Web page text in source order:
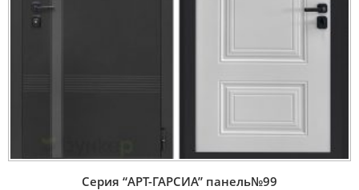
Серия “AРT-ГАРСИА” панель№99